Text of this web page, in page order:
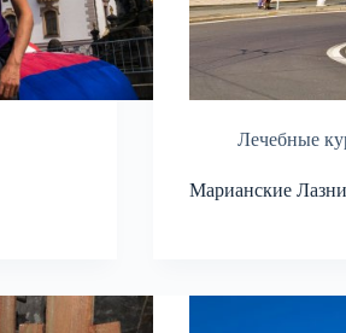
Лечебные
Марианские Лазни